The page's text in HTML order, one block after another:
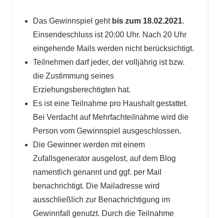
Das Gewinnspiel geht bis zum 18.02.2021.
Einsendeschluss ist 20:00 Uhr. Nach 20 Uhr
eingehende Mails werden nicht berücksichtigt.
Teilnehmen darf jeder, der volljährig ist bzw.
die Zustimmung seines
Erziehungsberechtigten hat.
Es ist eine Teilnahme pro Haushalt gestattet.
Bei Verdacht auf Mehrfachteilnahme wird die
Person vom Gewinnspiel ausgeschlossen.
Die Gewinner werden mit einem
Zufallsgenerator ausgelost, auf dem Blog
namentlich genannt und ggf. per Mail
benachrichtigt. Die Mailadresse wird
ausschließlich zur Benachrichtigung im
Gewinnfall genutzt. Durch die Teilnahme